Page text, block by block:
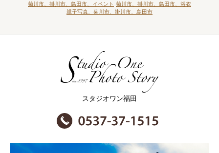
菊川市、掛川市、島田市、イベント 菊川市、掛川市、島田市、浴衣
親子写真、菊川市、掛川市、島田市
スタジオワン福田